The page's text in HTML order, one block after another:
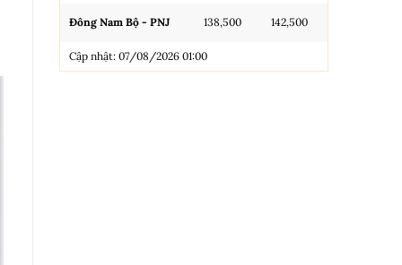
Đông Nam Bộ - PNJ 138,500 142,500
Cập nhật: 07/08/2026 01:00